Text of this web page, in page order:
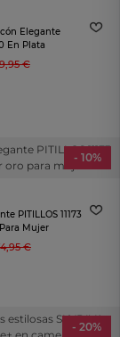
Elegante
En Plata
€
- 10%
PITILLOS 11173
Mujer
€
- 20%